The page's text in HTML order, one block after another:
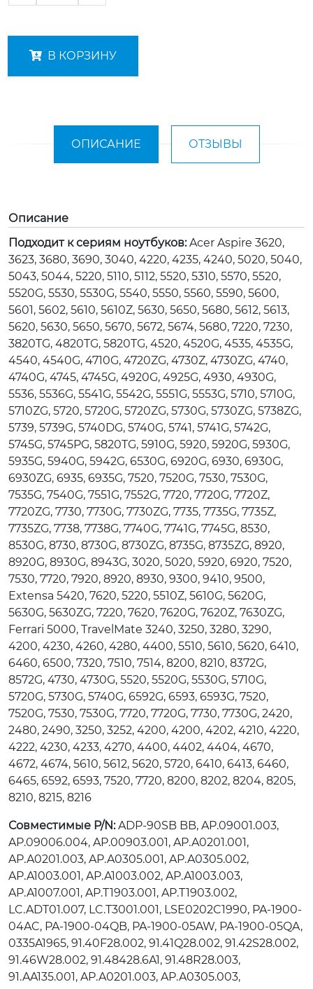
В КОРЗИНУ
ОПИСАНИЕ ОТЗЫВЫ
Описание
Подходит к сериям ноутбуков:Acer Aspire 3620,
3623, 3680, 3690, 3040, 4220, 4235, 4240, 5020, 5040,
5043, 5044, 5220, 5110, 5112, 5520, 5310, 5570, 5520,
5520G, 5530, 5530G, 5540, 5550, 5560, 5590, 5600,
5601, 5602, 5610, 5610Z, 5630, 5650, 5680, 5612, 5613,
5620, 5630, 5650, 5670, 5672, 5674, 5680, 7220, 7230,
3820TG, 4820TG, 5820TG, 4520, 4520G, 4535, 4535G,
4540, 4540G, 4710G, 4720ZG, 4730Z, 4730ZG, 4740,
4740G, 4745, 4745G, 4920G, 4925G, 4930, 4930G,
5536, 5536G, 5541G, 5542G, 5551G, 5553G, 5710, 5710G,
5710ZG, 5720, 5720G, 5720ZG, 5730G, 5730ZG, 5738ZG,
5739, 5739G, 5740DG, 5740G, 5741, 5741G, 5742G,
5745G, 5745PG, 5820TG, 5910G, 5920, 5920G, 5930G,
5935G, 5940G, 5942G, 6530G, 6920G, 6930, 6930G,
6930ZG, 6935, 6935G, 7520, 7520G, 7530, 7530G,
7535G, 7540G, 7551G, 7552G, 7720, 7720G, 7720Z,
7720ZG, 7730, 7730G, 7730ZG, 7735, 7735G, 7735Z,
7735ZG, 7738, 7738G, 7740G, 7741G, 7745G, 8530,
8530G, 8730, 8730G, 8730ZG, 8735G, 8735ZG, 8920,
8920G, 8930G, 8943G, 3020, 5020, 5920, 6920, 7520,
7530, 7720, 7920, 8920, 8930, 9300, 9410, 9500,
Extensa 5420, 7620, 5220, 5510Z, 5610G, 5620G,
5630G, 5630ZG, 7220, 7620, 7620G, 7620Z, 7630ZG,
Ferrari 5000, TravelMate 3240, 3250, 3280, 3290,
4200, 4230, 4260, 4280, 4400, 5510, 5610, 5620, 6410,
6460, 6500, 7320, 7510, 7514, 8200, 8210, 8372G,
8572G, 4730, 4730G, 5520, 5520G, 5530G, 5710G,
5720G, 5730G, 5740G, 6592G, 6593, 6593G, 7520,
7520G, 7530, 7530G, 7720, 7720G, 7730, 7730G, 2420,
2480, 2490, 3250, 3252, 4200, 4200, 4202, 4210, 4220,
4222, 4230, 4233, 4270, 4400, 4402, 4404, 4670,
4672, 4674, 5610, 5612, 5620, 5720, 6410, 6413, 6460,
6465, 6592, 6593, 7520, 7720, 8200, 8202, 8204, 8205,
8210, 8215, 8216
Совместимые P/N:ADP-90SB BB, AP.09001.003,
AP.09006.004, AP.00903.001, AP.A0201.001,
AP.A0201.003, AP.A0305.001, AP.A0305.002,
AP.A1003.001, AP.A1003.002, AP.A1003.003,
AP.A1007.001, AP.T1903.001, AP.T1903.002,
LC.ADT01.007, LC.T3001.001, LSE0202C1990, PA-1900-
04AC, PA-1900-04QB, PA-1900-05AW, PA-1900-05QA,
0335A1965, 91.40F28.002, 91.41Q28.002, 91.42S28.002,
91.46W28.002, 91.48428.6A1, 91.48R28.003,
91.AA135.001, AP.A0201.003, AP.A0305.003,